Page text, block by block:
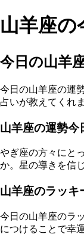
山羊座の
今日の山羊
今日の山羊座の運
占いが教えてくれま
山羊座の運勢今
やぎ座の方々にと
か。星の導きを信
山羊座のラッキ
今日の山羊座のラ
につけることで幸